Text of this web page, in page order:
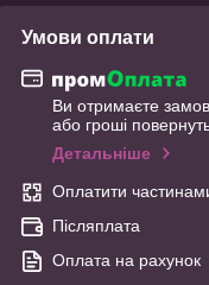
Умови оплати
Ви отримаєте
або гроші
Детальніше
Оплатити
Післяплата
Оплата на рахунок